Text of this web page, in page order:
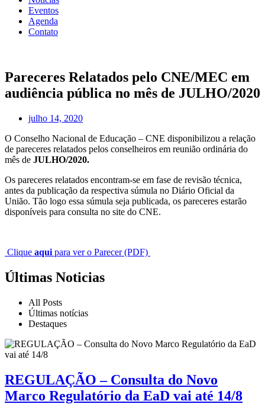
Eventos
Agenda
Contato
Pareceres Relatados pelo CNE/MEC em
audiência pública no mês de JULHO/2020
julho 14, 2020
O Conselho Nacional de Educação – CNE disponibilizou a relação
de pareceres relatados pelos conselheiros em reunião ordinária do
mês de JULHO/2020.
Os pareceres relatados encontram-se em fase de revisão técnica,
antes da publicação da respectiva súmula no Diário Oficial da
União. Tão logo essa súmula seja publicada, os pareceres estarão
disponíveis para consulta no site do CNE.
Clique aqui para ver o Parecer (PDF)
Últimas Noticias
All Posts
Últimas notícias
Destaques
REGULAÇÃO – Consulta do Novo
Marco Regulatório da EaD vai até 14/8